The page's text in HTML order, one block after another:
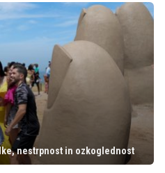
nestrpnost in ozkoglednost